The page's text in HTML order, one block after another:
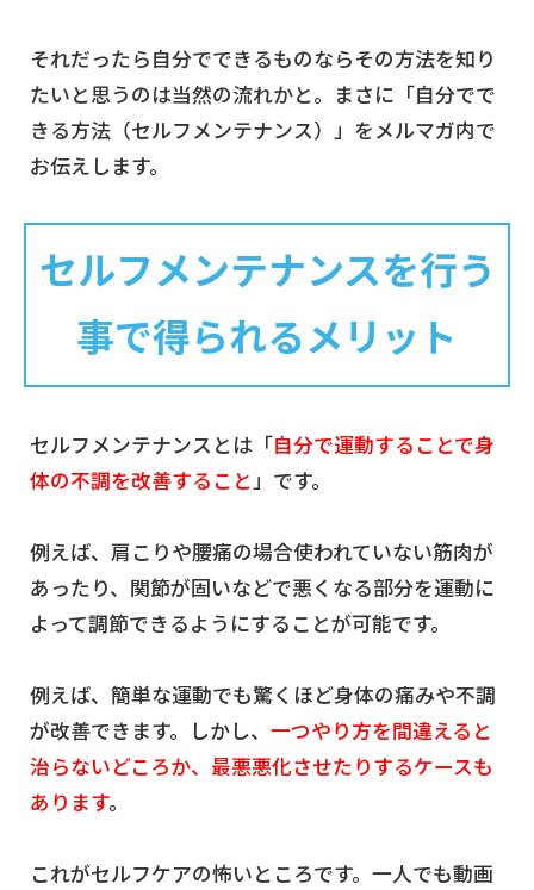
それだったら自分でできるものならその方法を知り
たいと思うのは当然の流れかと。まさに「自分でで
きる方法（セルフメンテナンス）」をメルマガ内で
お伝えします。
セルフメンテナンスを行う
事で得られるメリット
セルフメンテナンスとは「自分で運動することで身
体の不調を改善すること」です。
例えば、肩こりや腰痛の場合使われていない筋肉が
あったり、関節が固いなどで悪くなる部分を運動に
よって調節できるようにすることが可能です。
例えば、簡単な運動でも驚くほど身体の痛みや不調
が改善できます。しかし、 一つやり方を間違えると
治らないどころか、最悪悪化させたりするケースも
あります。
これがセルフケアの怖いところです。一人でも動画